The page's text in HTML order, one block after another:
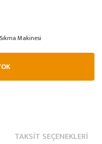
Makinesi
TAKSIT SEÇENEKLERI